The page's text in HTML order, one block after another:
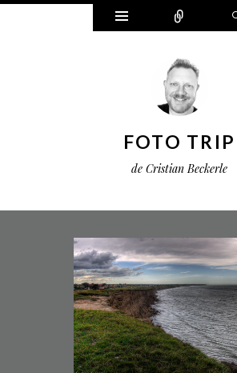
Widgets Connect
FOTO TRIP
de Cristian Beckerle